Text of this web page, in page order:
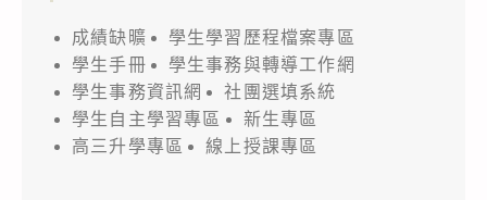
成績缺曠
學生學習歷程檔案專區
學生手冊
學生事務與轉導工作網
學生事務資訊網
社團選填系統
學生自主學習專區
新生專區
高三升學專區
線上授課專區